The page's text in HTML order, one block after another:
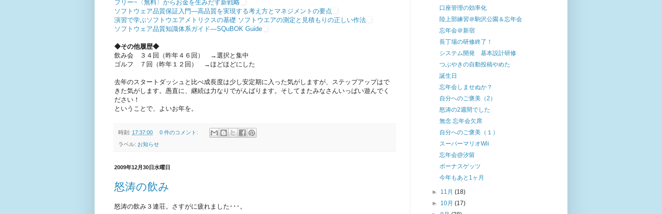
フリー~〈無料〉からお金を生みだす新戦略
ソフトウェア品質保証入門―高品質を実現する考え方とマネジメントの要点
演習で学ぶソフトウエアメトリクスの基礎 ソフトウエアの測定と見積もりの正しい作法
ソフトウェア品質知識体系ガイド―SQuBOK Guide
◆その他履歴◆
飲み会 ３４回（昨年４６回） →選択と集中
ゴルフ ７回（昨年１２回） →ほどほどにした
去年のスタートダッシュと比べ成長度は少し安定期に入った気がしますが、ステップアップはで
きた気がします。愚直に、継続は力なりでがんばります。そしてまたみなさんいっぱい遊んでく
ださい！
ということで、よいお年を。
時刻: 17:37:00 0 件のコメント:
ラベル: お知らせ
2009年12月30日水曜日
怒涛の飲み
怒涛の飲み３連荘。さすがに疲れました･･･。
口座管理の効率化
陸上部練習＠駒沢公園＆忘年会
忘年会＠新宿
長丁場の研修終了！
システム開発 基本設計研修
つぶやきの自動投稿やめた
誕生日
忘年会しませぬか？
自分へのご褒美（2）
怒涛の2週間でした
無念 忘年会欠席
自分へのご褒美（１）
スーパーマリオWii
忘年会@汐留
ボーナスゲッツ
今年もあと1ヶ月
► 11月(18)
► 10月(17)